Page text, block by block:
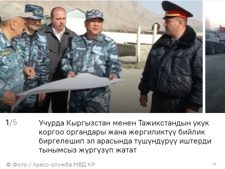
1/5
© Фото / пресс-служба МВД КР
Учурда Кыргызстан менен Тажикстандын укук
коргоо органдары жана жергиликтүү бийлик
биргелешип эл арасында түшүндүрүү иштерди
тынымсыз жүргүзүп жатат